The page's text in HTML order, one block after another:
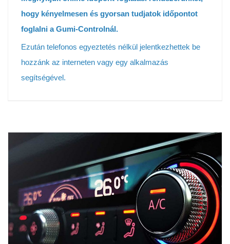
hogy kényelmesen és gyorsan tudjatok időpontot
foglalni a Gumi-Controlnál.
Ezután telefonos egyeztetés nélkül jelentkezhettek be
hozzánk az interneten vagy egy alkalmazás
segítségével.